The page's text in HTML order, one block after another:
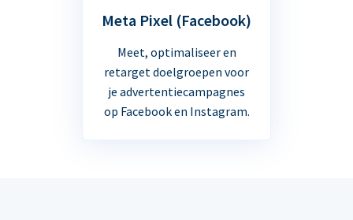
Meta Pixel (Facebook)
Meet, optimaliseer en
retarget doelgroepen voor
je advertentiecampagnes
op Facebook en Instagram.